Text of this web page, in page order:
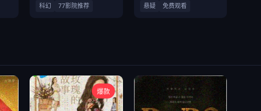
科幻 77影院推荐 悬疑 免费观看
爆款